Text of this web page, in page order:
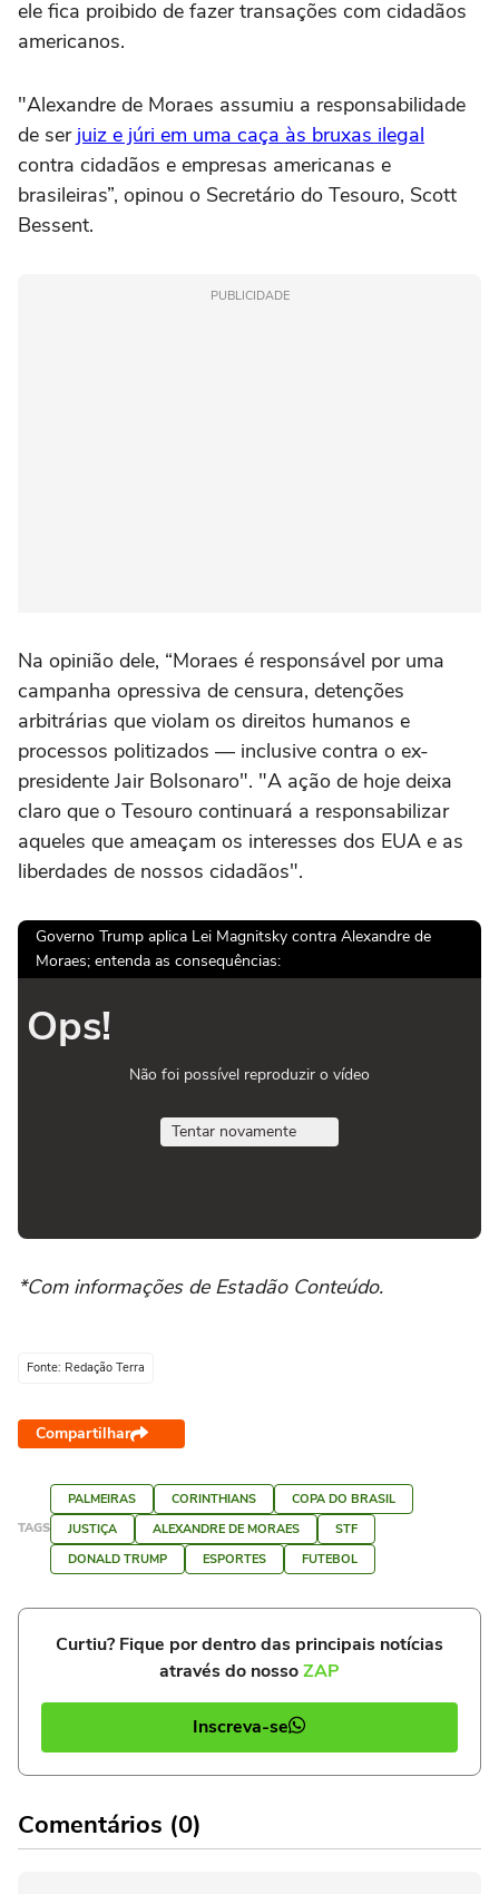
ele fica proibido de fazer transações com cidadãos
americanos.
"Alexandre de Moraes assumiu a responsabilidade
de ser juiz e júri em uma caça às bruxas ilegal
contra cidadãos e empresas americanas e
brasileiras”, opinou o Secretário do Tesouro, Scott
Bessent.
PUBLICIDADE
Na opinião dele, “Moraes é responsável por uma
campanha opressiva de censura, detenções
arbitrárias que violam os direitos humanos e
processos politizados — inclusive contra o ex-
presidente Jair Bolsonaro". "A ação de hoje deixa
claro que o Tesouro continuará a responsabilizar
aqueles que ameaçam os interesses dos EUA e as
liberdades de nossos cidadãos".
Governo Trump aplica Lei Magnitsky contra Alexandre de
Moraes; entenda as consequências:
Ops!
Não foi possível reproduzir o vídeo
Tentar novamente
*Com informações de Estadão Conteúdo.
Fonte: Redação Terra
Compartilhar
TAGS
PALMEIRAS CORINTHIANS
COPA DO BRASIL
JUSTIÇA
ALEXANDRE DE MORAES
STF
DONALD TRUMP
ESPORTES FUTEBOL
Curtiu? Fique por dentro das principais notícias
através do nossoZAP
Inscreva-se
Comentários (0)